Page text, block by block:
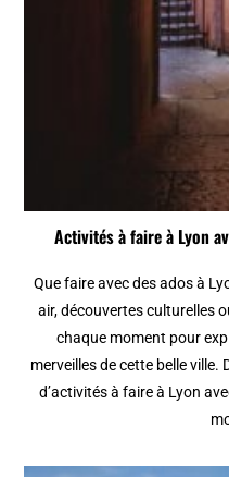
Activités à faire à Lyon
Que faire avec des ados à
air, découvertes culturelles
chaque moment pour
merveilles de cette belle
d’activités à faire à Lyon